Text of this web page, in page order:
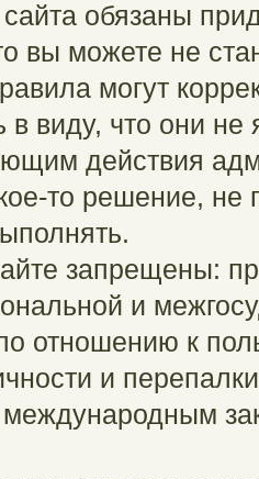
сайта обязаны
вы можете не
могут
в виду, что они
действия
то решение, не
запрещены:
и
отношению к
и